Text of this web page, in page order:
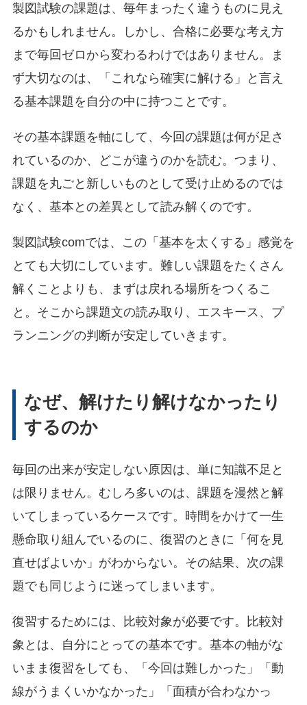
製図試験の課題は、毎年まったく違うものに見え
るかもしれません。しかし、合格に必要な考え方
まで毎回ゼロから変わるわけではありません。ま
ず大切なのは、「これなら確実に解ける」と言え
る基本課題を自分の中に持つことです。
その基本課題を軸にして、今回の課題は何が足さ
れているのか、どこが違うのかを読む。つまり、
課題を丸ごと新しいものとして受け止めるのでは
なく、基本との差異として読み解くのです。
製図試験comでは、この「基本を太くする」感覚を
とても大切にしています。難しい課題をたくさん
解くことよりも、まずは戻れる場所をつくるこ
と。そこから課題文の読み取り、エスキース、プ
ランニングの判断が安定していきます。
なぜ、解けたり解けなかったり
するのか
毎回の出来が安定しない原因は、単に知識不足と
は限りません。むしろ多いのは、課題を漫然と解
いてしまっているケースです。時間をかけて一生
懸命取り組んでいるのに、復習のときに「何を見
直せばよいか」がわからない。その結果、次の課
題でも同じように迷ってしまいます。
復習するためには、比較対象が必要です。比較対
象とは、自分にとっての基本です。基本の軸がな
いまま復習をしても、「今回は難しかった」「動
線がうまくいかなかった」「面積が合わなかっ